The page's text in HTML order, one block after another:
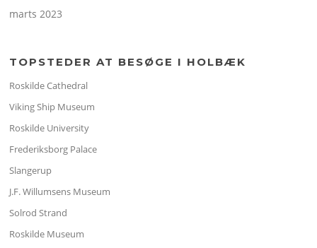
marts 2023
TOPSTEDER AT BESØGE I HOLBÆK
Roskilde Cathedral
Viking Ship Museum
Roskilde University
Frederiksborg Palace
Slangerup
J.F. Willumsens Museum
Solrod Strand
Roskilde Museum